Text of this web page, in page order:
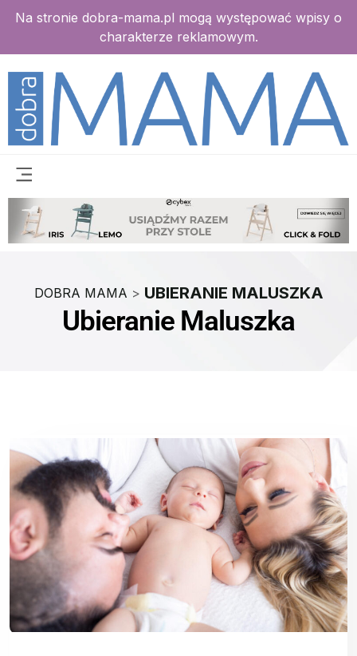
Na stronie dobra-mama.pl mogą występować wpisy o
charakterze reklamowym.
DOBRA MAMA > UBIERANIE MALUSZKA
Ubieranie Maluszka